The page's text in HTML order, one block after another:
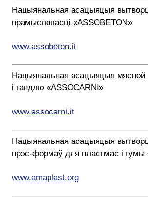
Нацыянальная асацыяцыя
прамысловасці «ASSOBETON»
www.assobeton.it
Нацыянальная асацыяцыя мясной
і гандлю «ASSOCARNI»
www.assocarni.it
Нацыянальная асацыяцыя
прэс-формаў для пластмас і гумы
www.amaplast.org